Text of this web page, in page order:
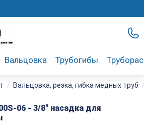
Вальцовка Трубогибы
/ Вальцовка, резка, гибка медных труб
06 - 3/8" насадка для